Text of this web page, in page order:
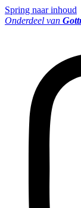
Spring naar inhoud
Onderdeel van